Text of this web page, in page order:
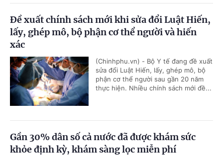
Đề xuất chính sách mới khi sửa đổi Luật Hiến,
lấy, ghép mô, bộ phận cơ thể người và hiến
xác
(Chinhphu.vn) - Bộ Y tế đang đề xuất
sửa đổi Luật Hiến, lấy, ghép mô, bộ
phận cơ thể người sau gần 20 năm
thực hiện. Nhiều chính sách mới đề...
Gần 30% dân số cả nước đã được khám sức
khỏe định kỳ, khám sàng lọc miễn phí